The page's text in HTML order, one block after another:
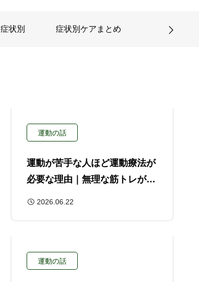
症状別 症状別ケアまとめ 完全保存版
運動の話
運動が苦手な人ほど運動療法が
必要な理由｜無理な筋トレが続
2026.06.22
運動の話